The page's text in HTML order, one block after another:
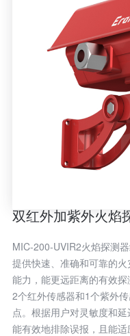
双红外加紫外火焰
MIC-200-UVIR2火焰探测
提供快速、准确和可靠的
能力，能更远距离的有效
2个红外传感器和1个紫外
点。根据用户对灵敏度和
能有效地排除误报，且能